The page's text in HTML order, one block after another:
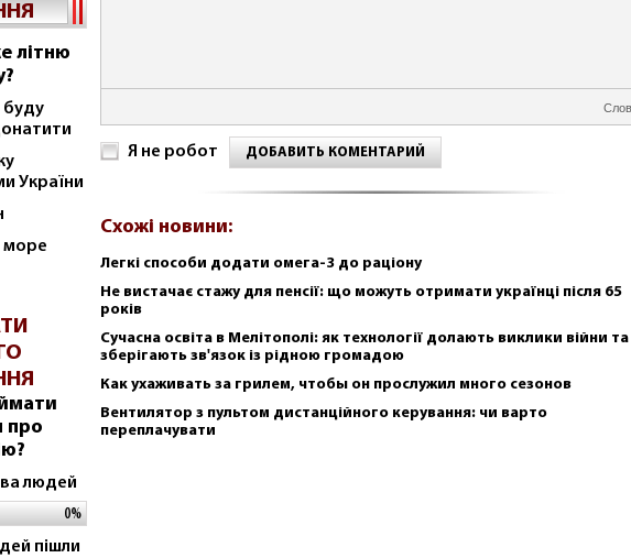
літню
буду
України
море
про
людей
0%
пішли
Я не робот ДОБАВИТЬ КОМЕНТАРИЙ
Схожі новини:
Легкі способи додати омега-3 до раціону
Не вистачає стажу для пенсії: що можуть отримати українці після 65
років
Сучасна освіта в Мелітополі: як технології долають виклики війни та
зберігають зв'язок із рідною громадою
Как ухаживать за грилем, чтобы он прослужил много сезонов
Вентилятор з пультом дистанційного керування: чи варто
переплачувати